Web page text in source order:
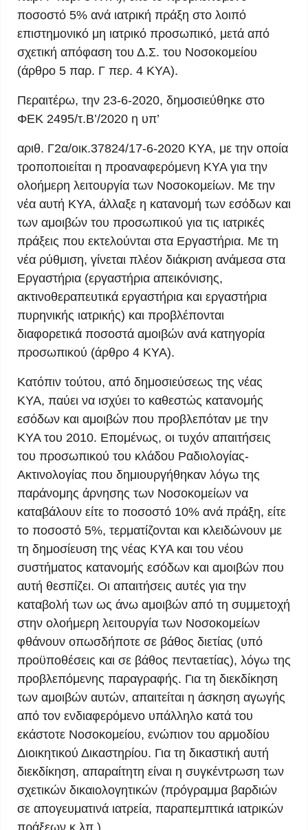
ποσοστό 5% ανά ιατρική πράξη στο λοιπό
επιστημονικό μη ιατρικό προσωπικό, μετά από
σχετική απόφαση του Δ.Σ. του Νοσοκομείου
(άρθρο 5 παρ. Γ περ. 4 ΚΥΑ).
Περαιτέρω, την 23-6-2020, δημοσιεύθηκε στο
ΦΕΚ 2495/τ.Β’/2020 η υπ’
αριθ. Γ2α/οικ.37824/17-6-2020 ΚΥΑ, με την οποία
τροποποιείται η προαναφερόμενη ΚΥΑ για την
ολοήμερη λειτουργία των Νοσοκομείων. Με την
νέα αυτή ΚΥΑ, άλλαξε η κατανομή των εσόδων και
των αμοιβών του προσωπικού για τις ιατρικές
πράξεις που εκτελούνται στα Εργαστήρια. Με τη
νέα ρύθμιση, γίνεται πλέον διάκριση ανάμεσα στα
Εργαστήρια (εργαστήρια απεικόνισης,
ακτινοθεραπευτικά εργαστήρια και εργαστήρια
πυρηνικής ιατρικής) και προβλέπονται
διαφορετικά ποσοστά αμοιβών ανά κατηγορία
προσωπικού (άρθρο 4 ΚΥΑ).
Κατόπιν τούτου, από δημοσιεύσεως της νέας
ΚΥΑ, παύει να ισχύει το καθεστώς κατανομής
εσόδων και αμοιβών που προβλεπόταν με την
ΚΥΑ του 2010. Επομένως, οι τυχόν απαιτήσεις
του προσωπικού του κλάδου Ραδιολογίας-
Ακτινολογίας που δημιουργήθηκαν λόγω της
παράνομης άρνησης των Νοσοκομείων να
καταβάλουν είτε το ποσοστό 10% ανά πράξη, είτε
το ποσοστό 5%, τερματίζονται και κλειδώνουν με
τη δημοσίευση της νέας ΚΥΑ και του νέου
συστήματος κατανομής εσόδων και αμοιβών που
αυτή θεσπίζει. Οι απαιτήσεις αυτές για την
καταβολή των ως άνω αμοιβών από τη συμμετοχή
στην ολοήμερη λειτουργία των Νοσοκομείων
φθάνουν οπωσδήποτε σε βάθος διετίας (υπό
προϋποθέσεις και σε βάθος πενταετίας), λόγω της
προβλεπόμενης παραγραφής. Για τη διεκδίκηση
των αμοιβών αυτών, απαιτείται η άσκηση αγωγής
από τον ενδιαφερόμενο υπάλληλο κατά του
εκάστοτε Νοσοκομείου, ενώπιον του αρμοδίου
Διοικητικού Δικαστηρίου. Για τη δικαστική αυτή
διεκδίκηση, απαραίτητη είναι η συγκέντρωση των
σχετικών δικαιολογητικών (πρόγραμμα βαρδιών
σε απογευματινά ιατρεία, παραπεμπτικά ιατρικών
πράξεων κ.λπ.).